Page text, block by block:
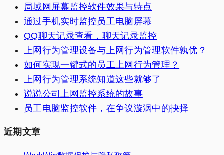
局域网屏幕监控软件效果与特点
通过手机实时监控员工电脑屏幕
QQ聊天记录查看，聊天记录监控
上网行为管理设备与上网行为管理软件孰优？
如何实现一键式的员工上网行为管理？
上网行为管理系统知道这些就够了
说说公司上网监控系统的故事
员工电脑监控软件，在争议漩涡中的抉择
近期文章